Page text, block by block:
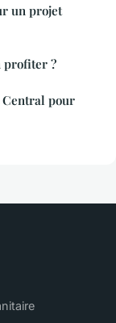
un projet
profiter ?
Central pour